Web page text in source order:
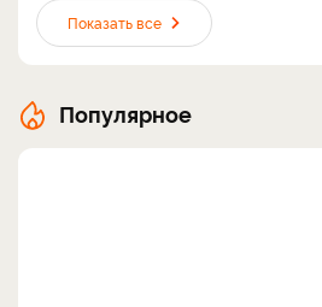
Показать все
Популярное